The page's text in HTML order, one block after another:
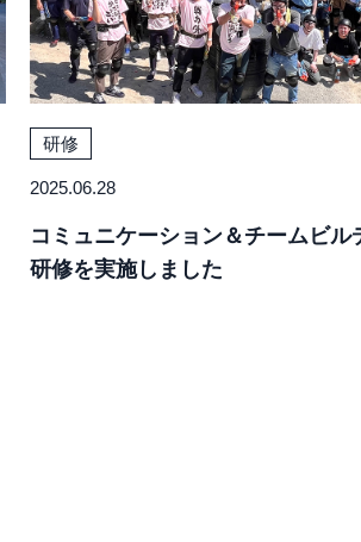
研修
2025.06.28
コミュニケーション＆チームビル
研修を実施しました